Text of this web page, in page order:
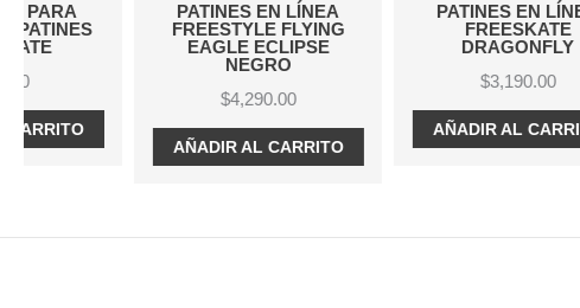
PATINES EN LÍNEA
FREESTYLE FLYING
EAGLE ECLIPSE
AÑADIR AL CARRITO
PATINES EN LÍNEA
DRAGONFLY
AÑADIR AL CARRITO